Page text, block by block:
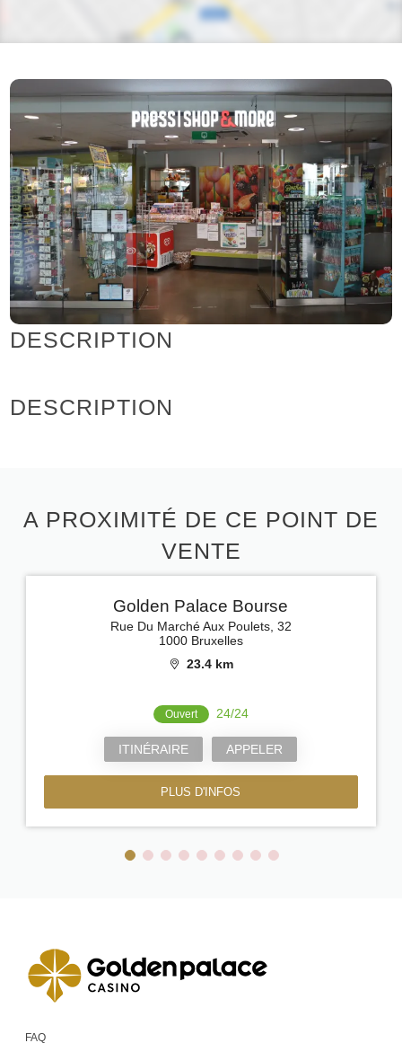
DESCRIPTION
DESCRIPTION
A PROXIMITÉ DE CE POINT DE
VENTE
Golden Palace Bourse
Rue Du Marché Aux Poulets, 32
1000 Bruxelles
23.4 km
Ouvert 24/24
ITINÉRAIRE APPELER
PLUS D'INFOS
FAQ